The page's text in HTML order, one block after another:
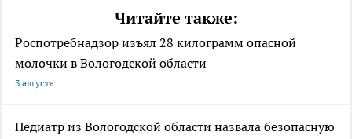
Читайте также:
Роспотребнадзор изъял 28 килограмм опасной
молочки в Вологодской области
3 августа
Педиатр из Вологодской области назвала безопасную